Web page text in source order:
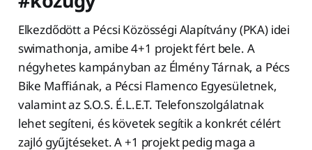
Elkezdődött a Pécsi Közösségi Alapítvány (PKA) idei
swimathonja, amibe 4+1 projekt fért bele. A
négyhetes kampányban az Élmény Tárnak, a Pécs
Bike Maffiának, a Pécsi Flamenco Egyesületnek,
valamint az S.O.S. É.L.E.T. Telefonszolgálatnak
lehet segíteni, és követek segítik a konkrét célért
zajló gyűjtéseket. A +1 projekt pedig maga a